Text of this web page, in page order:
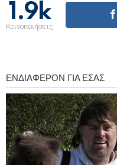
1.9k
Κοινοποιήσεις